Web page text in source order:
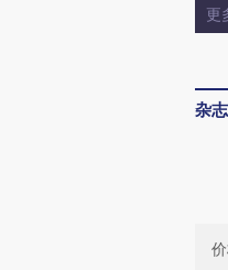
更
杂志